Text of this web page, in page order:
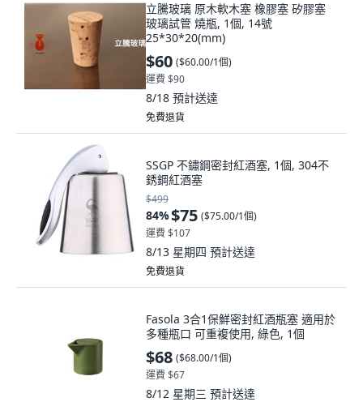
立騰玻璃 原木軟木塞 橡膠塞 矽膠塞
玻璃試管 燒瓶, 1個, 14號
25*30*20(mm)
$60 ($60.00/1個)
運費 $90
8/18 預計送達
免費退貨
SSGP 不鏽鋼密封紅酒塞, 1個, 304不
銹鋼紅酒塞
$499
84%$75 ($75.00/1個)
運費 $107
8/13 星期四 預計送達
免費退貨
Fasola 3合1保鮮密封紅酒瓶塞 適用於
多種瓶口 可重複使用, 綠色, 1個
$68 ($68.00/1個)
運費 $67
8/12 星期三 預計送達